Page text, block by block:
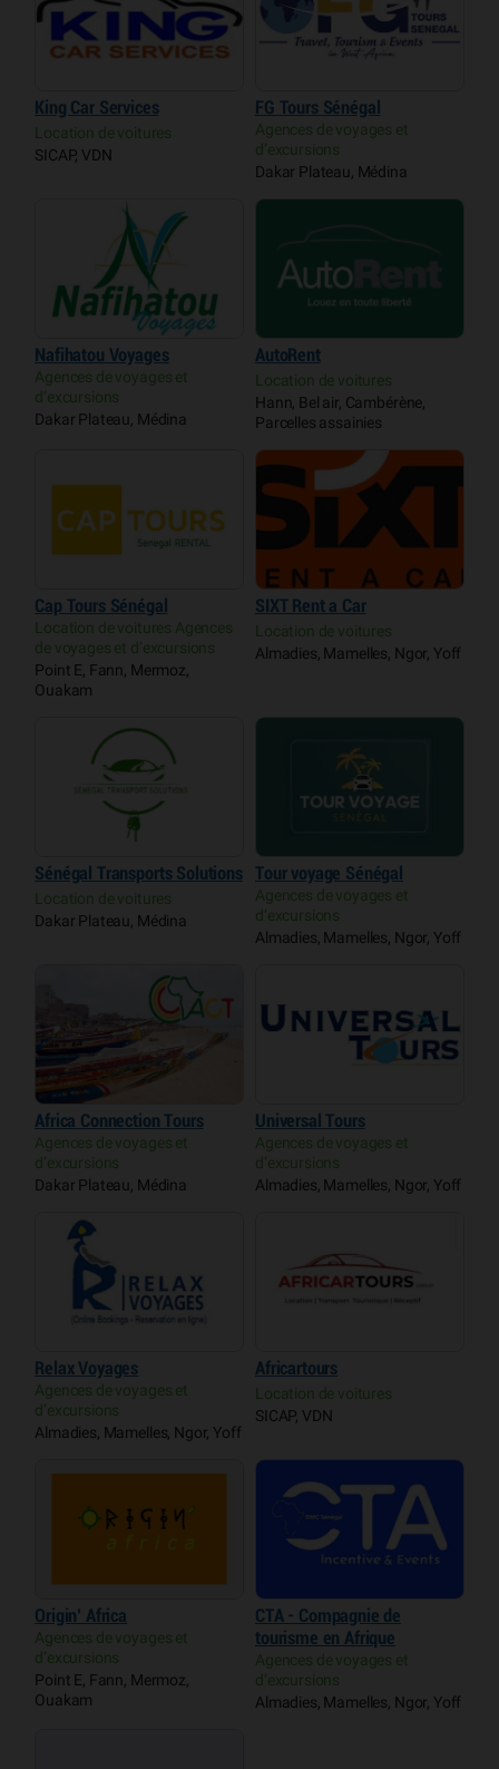
King Car Services
Location de voitures
SICAP, VDN
FG Tours Sénégal
Agences de voyages et
d’excursions
Dakar Plateau, Médina
Nafihatou Voyages
Agences de voyages et
d’excursions
Dakar Plateau, Médina
AutoRent
Location de voitures
Hann, Bel air, Cambérène,
Parcelles assainies
Cap Tours Sénégal
Location de voitures Agences
de voyages et d’excursions
Point E, Fann, Mermoz,
Ouakam
SIXT Rent a Car
Location de voitures
Almadies, Mamelles, Ngor, Yoff
Sénégal Transports Solutions
Location de voitures
Dakar Plateau, Médina
Tour voyage Sénégal
Agences de voyages et
d’excursions
Almadies, Mamelles, Ngor, Yoff
Africa Connection Tours
Agences de voyages et
d’excursions
Dakar Plateau, Médina
Universal Tours
Agences de voyages et
d’excursions
Almadies, Mamelles, Ngor, Yoff
Relax Voyages
Agences de voyages et
d’excursions
Almadies, Mamelles, Ngor, Yoff
Africartours
Location de voitures
SICAP, VDN
Origin’ Africa
Agences de voyages et
d’excursions
Point E, Fann, Mermoz,
Ouakam
CTA - Compagnie de
tourisme en Afrique
Agences de voyages et
d’excursions
Almadies, Mamelles, Ngor, Yoff